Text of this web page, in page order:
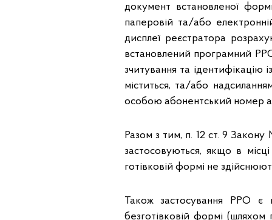
документ встановленої
паперовій та/або
дисплеї реєстратора
встановлений програмний
зчитування та
міститься, та/або
особою абонентський номер
Разом з тим, п. 12 ст. 9
застосовуються, якщо в
готівковій формі не
Також застосування РРО є
безготівковій формі